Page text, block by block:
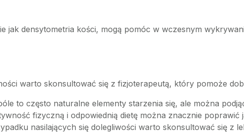
jak densytometria kości, mogą pomóc w wczesnym
warto skonsultować się z fizjoterapeutą, który pomoże
to często naturalne elementy starzenia się, ale można
fizyczną i odpowiednią dietę można znacznie poprawić
nasilających się dolegliwości warto skonsultować się z